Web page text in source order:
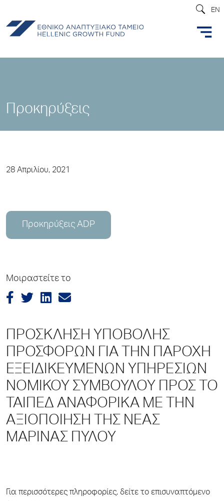
EN
Προκηρύξεις
28 Απριλίου, 2021
Προκηρύξεις ADP
Μοιραστείτε το
ΠΡΟΣΚΛΗΣΗ ΥΠΟΒΟΛΗΣ
ΠΡΟΣΦΟΡΩΝ ΓΙΑ ΤΗΝ ΠΑΡΟΧΗ
ΕΞΕΙΔΙΚΕΥΜΕΝΩΝ ΥΠΗΡΕΣΙΩΝ
ΝΟΜΙΚΟΥ ΣΥΜΒΟΥΛΟΥ ΠΡΟΣ ΤΟ
ΤΑΙΠΕΔ ΑΝΑΦΟΡΙΚΑ ΜΕ ΤΗΝ
ΑΞΙΟΠΟΙΗΣΗ ΤΗΣ ΝΕΑΣ
ΜΑΡΙΝΑΣ ΠΥΛΟΥ
Για περισσότερες πληροφορίες, δείτε το επισυναπτόμενο